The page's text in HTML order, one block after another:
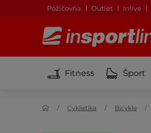
Požičovňa Outlet Inlive
Fitness Šport
Cyklistika Bicykle